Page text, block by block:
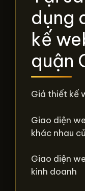
dụng
kế
quận
Giá thiết kế
Giao diện
khác nhau
Giao diện
kinh doanh